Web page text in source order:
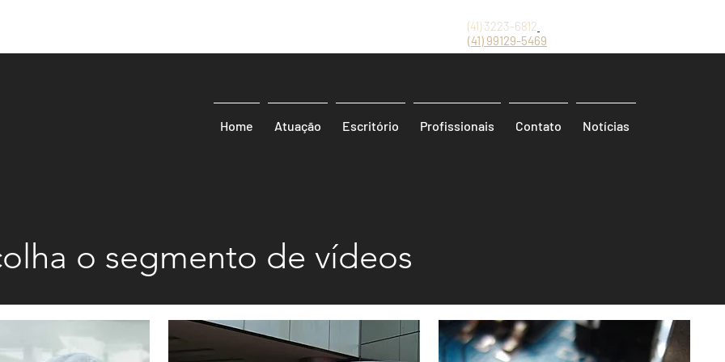
(41) 3223-6812
(41) 99129-5469
Home Atuação Escritório Profissionais Contato Notícias
o segmento de vídeos